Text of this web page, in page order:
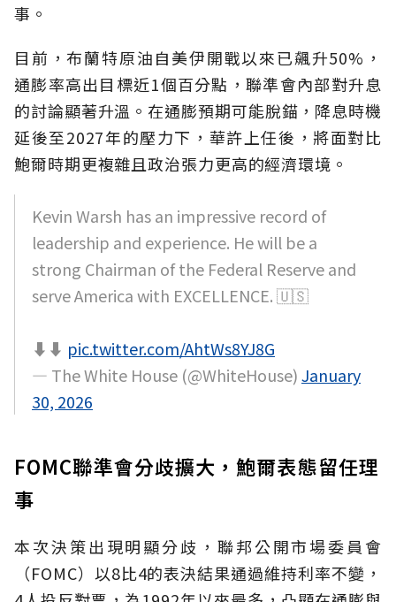
事。
目前，布蘭特原油自美伊開戰以來已飆升50%，
通膨率高出目標近1個百分點，聯準會內部對升息
的討論顯著升溫。在通膨預期可能脫錨，降息時機
延後至2027年的壓力下，華許上任後，將面對比
鮑爾時期更複雜且政治張力更高的經濟環境。
Kevin Warsh has an impressive record of
leadership and experience. He will be a
strong Chairman of the Federal Reserve and
serve America with EXCELLENCE. 🇺🇸
⬇️⬇️ pic.twitter.com/AhtWs8YJ8G
— The White House (@WhiteHouse)January
30, 2026
FOMC聯準會分歧擴大，鮑爾表態留任理
事
本次決策出現明顯分歧，聯邦公開市場委員會
（FOMC）以8比4的表決結果通過維持利率不變，